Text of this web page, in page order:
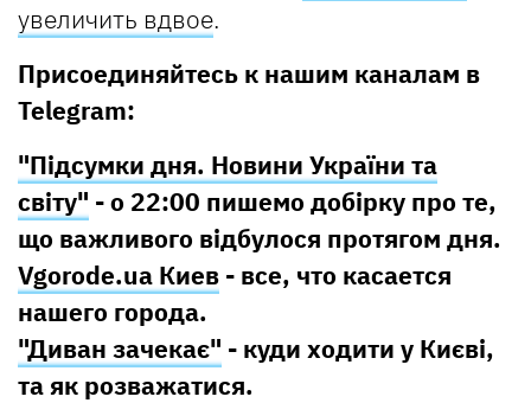
увеличить вдвое.
Присоединяйтесь к нашим каналам в
Telegram:
"Підсумки дня. Новини України та
світу" - о 22:00 пишемо добірку про те,
що важливого відбулося протягом дня.
Vgorode.ua Киев - все, что касается
нашего города.
"Диван зачекає" - куди ходити у Києві,
та як розважатися.